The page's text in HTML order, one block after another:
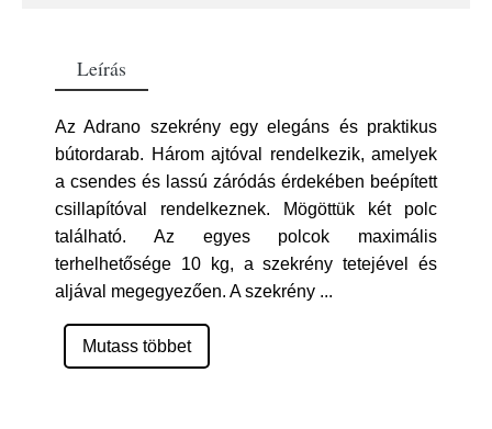
Leírás
Az Adrano szekrény egy elegáns és praktikus
bútordarab. Három ajtóval rendelkezik, amelyek
a csendes és lassú záródás érdekében beépített
csillapítóval rendelkeznek. Mögöttük két polc
található. Az egyes polcok maximális
terhelhetősége 10 kg, a szekrény tetejével és
aljával megegyezően. A szekrény ...
Mutass többet